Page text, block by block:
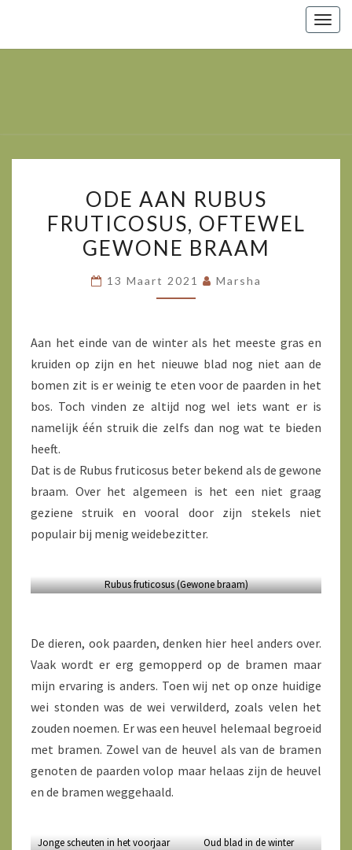
AAN
RUBUS
FRUTICOSUS,
GEWONE
ODE AAN RUBUS
FRUTICOSUS, OFTEWEL
GEWONE BRAAM
13 Maart 2021 Marsha
Aan het einde van de winter als het meeste gras en
kruiden op zijn en het nieuwe blad nog niet aan de
bomen zit is er weinig te eten voor de paarden in het
bos. Toch vinden ze altijd nog wel iets want er is
namelijk één struik die zelfs dan nog wat te bieden
heeft.
Dat is de Rubus fruticosus beter bekend als de gewone
braam. Over het algemeen is het een niet graag
geziene struik en vooral door zijn stekels niet
populair bij menig weidebezitter.
Rubus fruticosus (Gewone braam)
De dieren, ook paarden, denken hier heel anders over.
Vaak wordt er erg gemopperd op de bramen maar
mijn ervaring is anders. Toen wij net op onze huidige
wei stonden was de wei verwilderd, zoals velen het
zouden noemen. Er was een heuvel helemaal begroeid
met bramen. Zowel van de heuvel als van de bramen
genoten de paarden volop maar helaas zijn de heuvel
en de bramen weggehaald.
Jonge scheuten in het voorjaar
Oud blad in de winter